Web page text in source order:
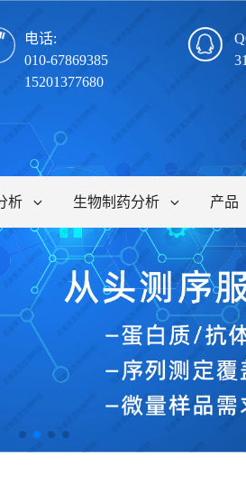
电话:
010-67869385
15201377680
析 生物制药分析 产品